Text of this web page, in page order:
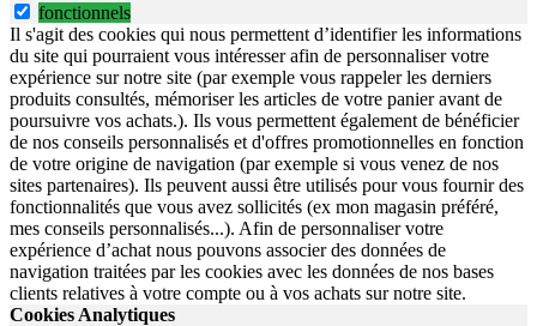
fonctionnels
Il s'agit des cookies qui nous permettent d’identifier les informations
du site qui pourraient vous intéresser afin de personnaliser votre
expérience sur notre site (par exemple vous rappeler les derniers
produits consultés, mémoriser les articles de votre panier avant de
poursuivre vos achats.). Ils vous permettent également de bénéficier
de nos conseils personnalisés et d'offres promotionnelles en fonction
de votre origine de navigation (par exemple si vous venez de nos
sites partenaires). Ils peuvent aussi être utilisés pour vous fournir des
fonctionnalités que vous avez sollicités (ex mon magasin préféré,
mes conseils personnalisés...). Afin de personnaliser votre
expérience d’achat nous pouvons associer des données de
navigation traitées par les cookies avec les données de nos bases
clients relatives à votre compte ou à vos achats sur notre site.
Cookies Analytiques